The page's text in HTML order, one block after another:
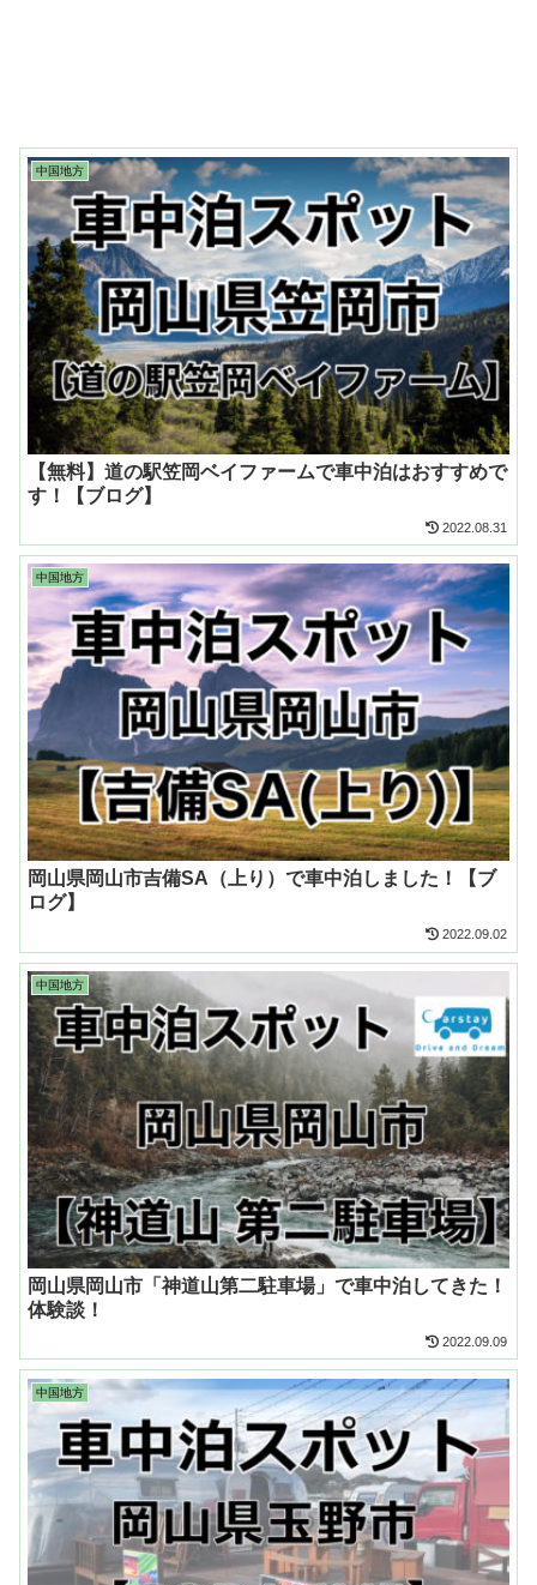
中国地方
【無料】道の駅笠岡ベイファームで車中泊はおすすめで
す！【ブログ】
2022.08.31
中国地方
岡山県岡山市吉備SA（上り）で車中泊しました！【ブ
ログ】
2022.09.02
中国地方
岡山県岡山市「神道山第二駐車場」で車中泊してきた！
体験談！
2022.09.09
中国地方